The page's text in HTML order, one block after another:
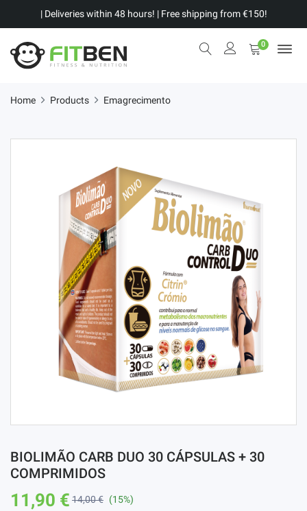
| Deliveries within 48 hours! | Free shipping from €150!
0
Home Products Emagrecimento
BIOLIMÃO CARB DUO 30 CÁPSULAS + 30
COMPRIMIDOS
11,90 € 14,00 € (15%)